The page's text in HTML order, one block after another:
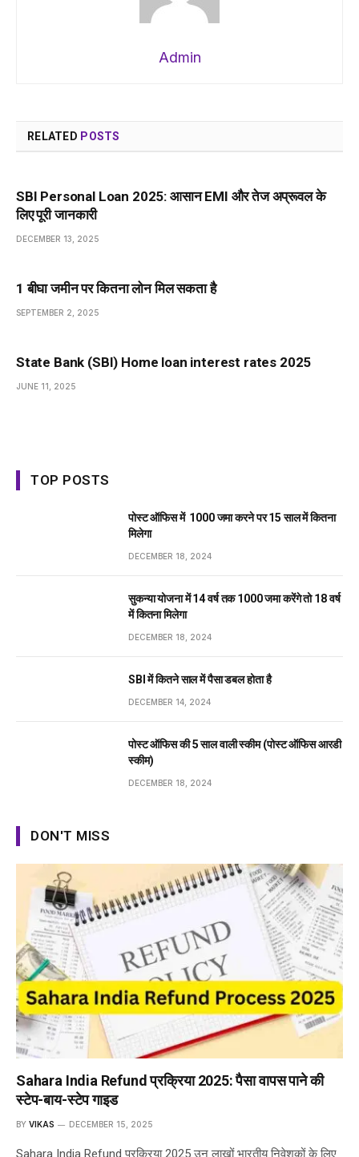
Admin
RELATED POSTS
SBI Personal Loan 2025: आसान EMI और तेज अप्रूवल के
लिए पूरी जानकारी
DECEMBER 13, 2025
1 बीघा जमीन पर कितना लोन मिल सकता है
SEPTEMBER 2, 2025
State Bank (SBI) Home loan interest rates 2025
JUNE 11, 2025
TOP POSTS
पोस्ट ऑफिस में ₹ 1000 जमा करने पर 15 साल में कितना
मिलेगा
DECEMBER 18, 2024
सुकन्या योजना में 14 वर्ष तक ₹1000 जमा करेंगे तो 18 वर्ष
में कितना मिलेगा
DECEMBER 18, 2024
SBI में कितने साल में पैसा डबल होता है
DECEMBER 14, 2024
पोस्ट ऑफिस की 5 साल वाली स्कीम (पोस्ट ऑफिस आरडी
स्कीम)
DECEMBER 18, 2024
DON'T MISS
Sahara India Refund प्रक्रिया 2025: पैसा वापस पाने की
स्टेप-बाय-स्टेप गाइड
BY VIKAS DECEMBER 15, 2025
Sahara India Refund प्रक्रिया 2025 उन लाखों भारतीय निवेशकों के लिए